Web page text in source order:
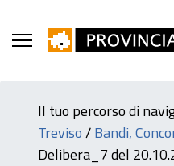
Il tuo percorso di
Treviso/Bandi,
Delibera_7 del